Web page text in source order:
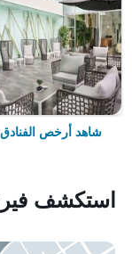
شاهد أرخص
استكشف